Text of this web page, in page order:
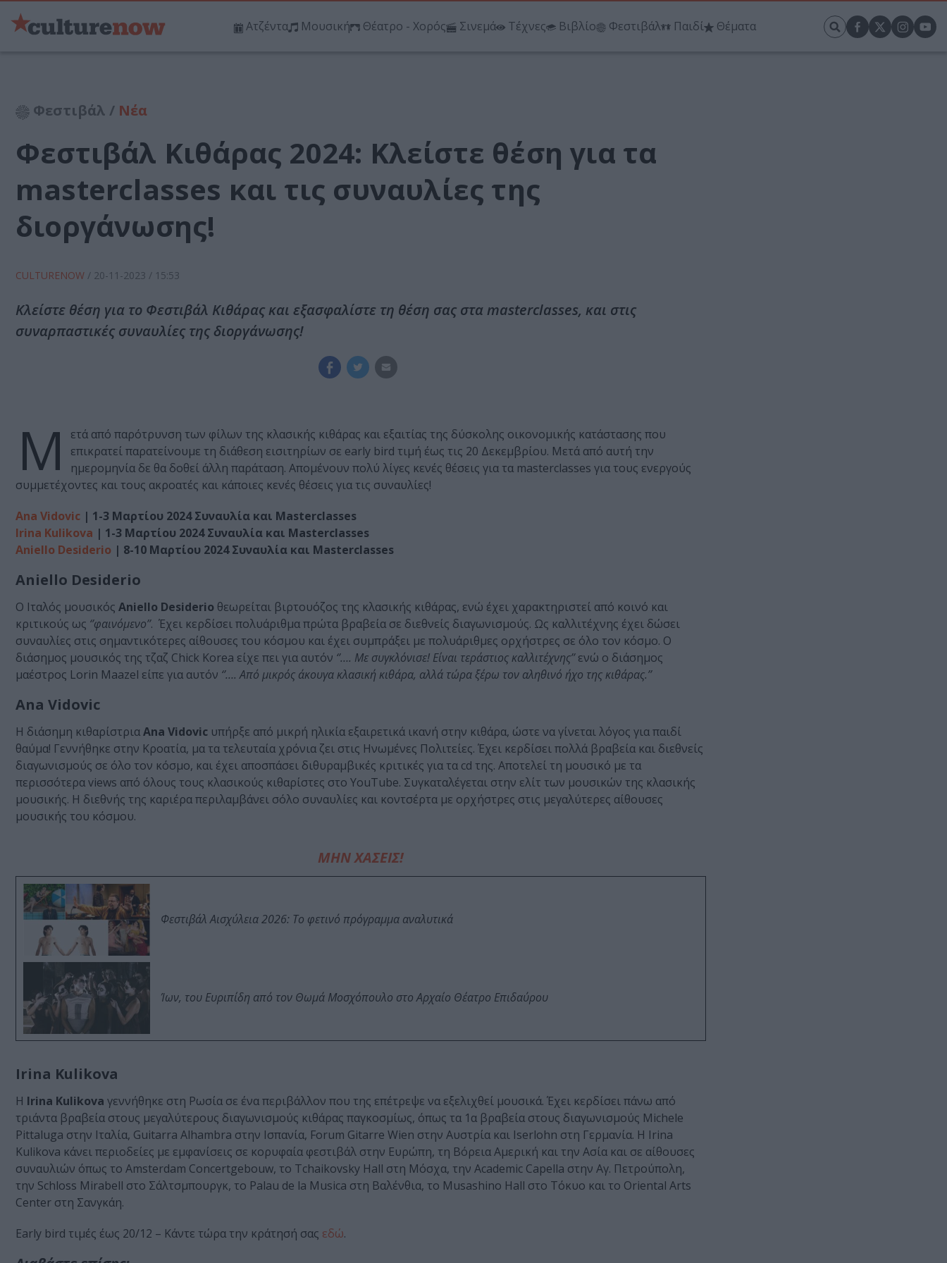
Ατζέντα Μουσική Θέατρο - Χορός Σινεμά Τέχνες Βιβλίο Φεστιβάλ Παιδί Θέματα
Φεστιβάλ / Νέα
Φεστιβάλ Κιθάρας 2024: Κλείστε θέση για τα
masterclasses και τις συναυλίες της
διοργάνωσης!
CULTURENOW / 20-11-2023 / 15:53
Κλείστε θέση για το Φεστιβάλ Κιθάρας και εξασφαλίστε τη θέση σας στα masterclasses, και στις
συναρπαστικές συναυλίες της διοργάνωσης!
Μ
ετά από παρότρυνση των φίλων της κλασικής κιθάρας και εξαιτίας της δύσκολης οικονομικής κατάστασης που
επικρατεί παρατείνουμε τη διάθεση εισιτηρίων σε early bird τιμή έως τις 20 Δεκεμβρίου. Μετά από αυτή την
ημερομηνία δε θα δοθεί άλλη παράταση. Απομένουν πολύ λίγες κενές θέσεις για τα masterclasses για τους ενεργούς
συμμετέχοντες και τους ακροατές και κάποιες κενές θέσεις για τις συναυλίες!
Ana Vidovic | 1-3 Μαρτίου 2024 Συναυλία και Masterclasses
Irina Kulikova | 1-3 Μαρτίου 2024 Συναυλία και Masterclasses
Aniello Desiderio | 8-10 Μαρτίου 2024 Συναυλία και Masterclasses
Aniello Desiderio
Ο Ιταλός μουσικός Aniello Desiderio θεωρείται βιρτουόζος της κλασικής κιθάρας, ενώ έχει χαρακτηριστεί από κοινό και
κριτικούς ως ‘’φαινόμενο’’. Έχει κερδίσει πολυάριθμα πρώτα βραβεία σε διεθνείς διαγωνισμούς. Ως καλλιτέχνης έχει δώσει
συναυλίες στις σημαντικότερες αίθουσες του κόσμου και έχει συμπράξει με πολυάριθμες ορχήστρες σε όλο τον κόσμο. O
διάσημος μουσικός της τζαζ Chick Korea είχε πει για αυτόν ‘’…. Με συγκλόνισε! Είναι τεράστιος καλλιτέχνης’’ενώ ο διάσημος
μαέστρος Lorin Maazel είπε για αυτόν ‘’…. Από μικρός άκουγα κλασική κιθάρα, αλλά τώρα ξέρω τον αληθινό ήχο της κιθάρας.’’
Ana Vidovic
Η διάσημη κιθαρίστριαAna Vidovic υπήρξε από μικρή ηλικία εξαιρετικά ικανή στην κιθάρα, ώστε να γίνεται λόγος για παιδί
θαύμα! Γεννήθηκε στην Κροατία, μα τα τελευταία χρόνια ζει στις Ηνωμένες Πολιτείες. Έχει κερδίσει πολλά βραβεία και διεθνείς
διαγωνισμούς σε όλο τον κόσμο, και έχει αποσπάσει διθυραμβικές κριτικές για τα cd της. Αποτελεί τη μουσικό με τα
περισσότερα views από όλους τους κλασικούς κιθαρίστες στο YouTube. Συγκαταλέγεται στην ελίτ των μουσικών της κλασικής
μουσικής. Η διεθνής της καριέρα περιλαμβάνει σόλο συναυλίες και κοντσέρτα με ορχήστρες στις μεγαλύτερες αίθουσες
μουσικής του κόσμου.
ΜΗΝ ΧΑΣΕΙΣ!
Φεστιβάλ Αισχύλεια 2026: Το φετινό πρόγραμμα αναλυτικά
Ίων, του Ευριπίδη από τον Θωμά Μοσχόπουλο στο Αρχαίο Θέατρο Επιδαύρου
Irina Kulikova
Η Irina Kulikova γεννήθηκε στη Ρωσία σε ένα περιβάλλον που της επέτρεψε να εξελιχθεί μουσικά. Έχει κερδίσει πάνω από
τριάντα βραβεία στους μεγαλύτερους διαγωνισμούς κιθάρας παγκοσμίως, όπως τα 1α βραβεία στους διαγωνισμούς Michele
Pittaluga στην Ιταλία, Guitarra Alhambra στην Ισπανία, Forum Gitarre Wien στην Αυστρία και Iserlohn στη Γερμανία. Η Irina
Kulikova κάνει περιοδείες με εμφανίσεις σε κορυφαία φεστιβάλ στην Ευρώπη, τη Βόρεια Αμερική και την Ασία και σε αίθουσες
συναυλιών όπως το Amsterdam Concertgebouw, το Tchaikovsky Hall στη Μόσχα, την Academic Capella στην Αγ. Πετρούπολη,
την Schloss Mirabell στο Σάλτσμπουργκ, το Palau de la Musica στη Βαλένθια, το Musashino Hall στο Τόκυο και το Oriental Arts
Center στη Σανγκάη.
Early bird τιμές έως 20/12 – Κάντε τώρα την κράτησή σας εδώ.